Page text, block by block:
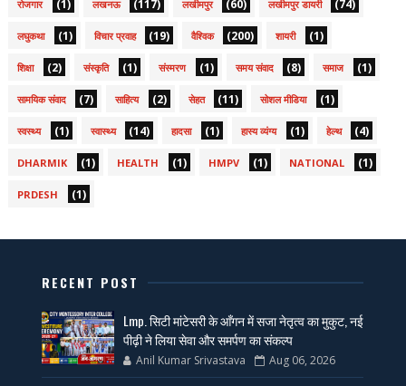
रोजगार (1) लखनऊ (117) लखीमपुर (60) लखीमपुर डायरी (74)
लघुकथा (1) विचार प्रवाह (19) वैश्विक (200) शायरी (1)
शिक्षा (2) संस्कृति (1) संस्मरण (1) समय संवाद (8) समाज (1)
सामयिक संवाद (7) साहित्य (2) सेहत (11) सोशल मीडिया (1)
स्वस्थ्य (1) स्वास्थ्य (14) हादसा (1) हास्य व्यंग्य (1) हेल्थ (4)
DHARMIK (1) HEALTH (1) HMPV (1) NATIONAL (1)
PRDESH (1)
RECENT POST
Lmp. सिटी मांटेसरी के आँगन में सजा नेतृत्व का मुकुट, नई
पीढ़ी ने लिया सेवा और समर्पण का संकल्प
Anil Kumar Srivastava Aug 06, 2026